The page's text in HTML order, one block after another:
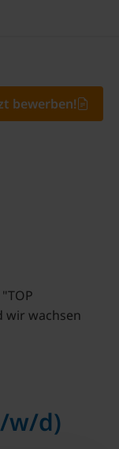
bewerben!
wir wachsen
w/d)